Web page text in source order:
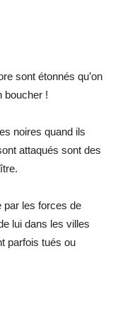
sont étonnés qu’on
boucher !
noires quand ils
attaqués sont des
par les forces de
lui dans les villes
parfois tués ou